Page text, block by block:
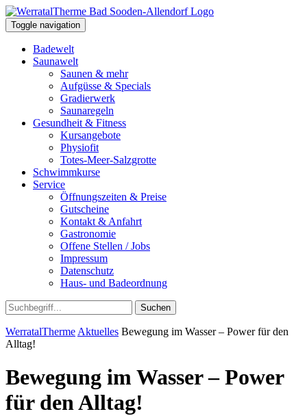
Toggle navigation
Badewelt
Saunawelt
Saunen & mehr
Aufgüsse & Specials
Gradierwerk
Saunaregeln
Gesundheit & Fitness
Kursangebote
Physiofit
Totes-Meer-Salzgrotte
Schwimmkurse
Service
Öffnungszeiten & Preise
Gutscheine
Kontakt & Anfahrt
Gastronomie
Offene Stellen / Jobs
Impressum
Datenschutz
Haus- und Badeordnung
Suchen
WerratalTherme Aktuelles Bewegung im Wasser – Power für den
Alltag!
Bewegung im Wasser – Power
für den Alltag!